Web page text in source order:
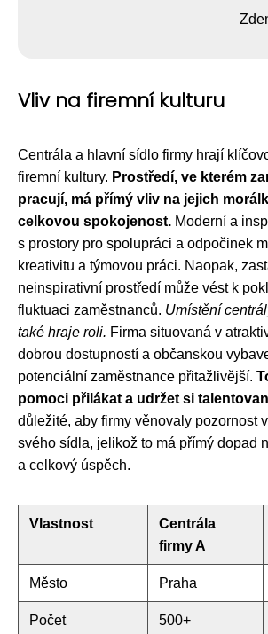
Vliv na firemní kulturu
Centrála a hlavní sídlo firmy hrají
firemní kultury. Prostředí, ve kterém
pracují, má přímý vliv na jejich
celkovou spokojenost. Moderní a
s prostory pro spolupráci a odpočinek
kreativitu a týmovou práci. Naopak,
neinspirativní prostředí může vést k
fluktuaci zaměstnanců. Umístění
také hraje roli. Firma situovaná v
dobrou dostupností a občanskou
potenciální zaměstnance přitažlivější.
pomoci přilákat a udržet si
důležité, aby firmy věnovaly pozornost
svého sídla, jelikož to má přímý dopad
a celkový úspěch.
Vlastnost
Centrála
firmy A
Město Praha
Počet
500+